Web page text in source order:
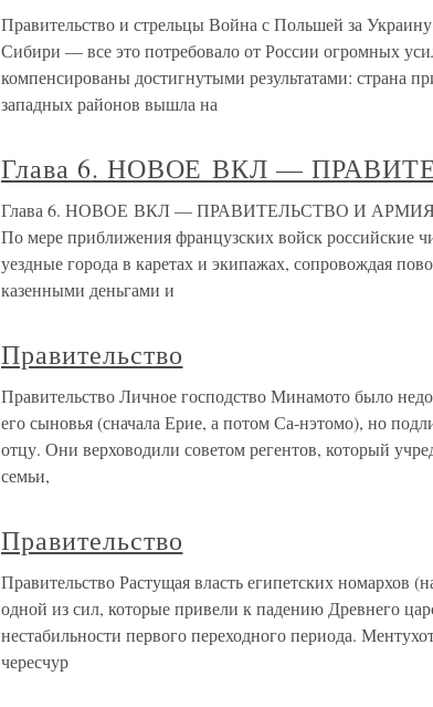
Правительство и стрельцы Война с Польшей за
Сибири — все это потребовало от России огромных
компенсированы достигнутыми результатами: страна
западных районов вышла на
Глава 6. НОВОЕ ВКЛ —
Глава 6. НОВОЕ ВКЛ — ПРАВИТЕЛЬСТВО И АРМИЯ
По мере приближения французских войск российские
уездные города в каретах и экипажах, сопровождая
казенными деньгами и
Правительство
Правительство Личное господство Минамото было
его сыновья (сначала Ерие, а потом Са-нэтомо), но
отцу. Они верховодили советом регентов, который
семьи,
Правительство
Правительство Растущая власть египетских номархов
одной из сил, которые привели к падению Древнего
нестабильности первого переходного периода.
чересчур